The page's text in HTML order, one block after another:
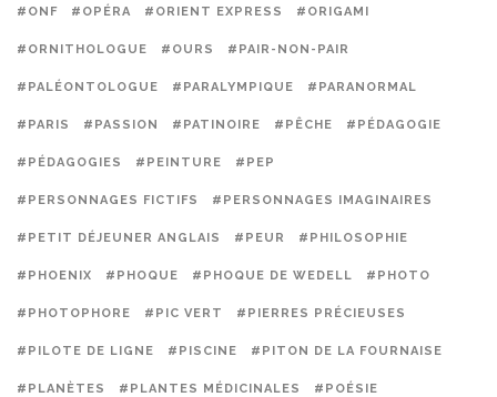
#ONF #OPÉRA #ORIENT EXPRESS #ORIGAMI
#ORNITHOLOGUE #OURS #PAIR-NON-PAIR
#PALÉONTOLOGUE #PARALYMPIQUE #PARANORMAL
#PARIS #PASSION #PATINOIRE #PÊCHE #PÉDAGOGIE
#PÉDAGOGIES #PEINTURE #PEP
#PERSONNAGES FICTIFS #PERSONNAGES IMAGINAIRES
#PETIT DÉJEUNER ANGLAIS #PEUR #PHILOSOPHIE
#PHOENIX #PHOQUE #PHOQUE DE WEDELL #PHOTO
#PHOTOPHORE #PIC VERT #PIERRES PRÉCIEUSES
#PILOTE DE LIGNE #PISCINE #PITON DE LA FOURNAISE
#PLANÈTES #PLANTES MÉDICINALES #POÉSIE